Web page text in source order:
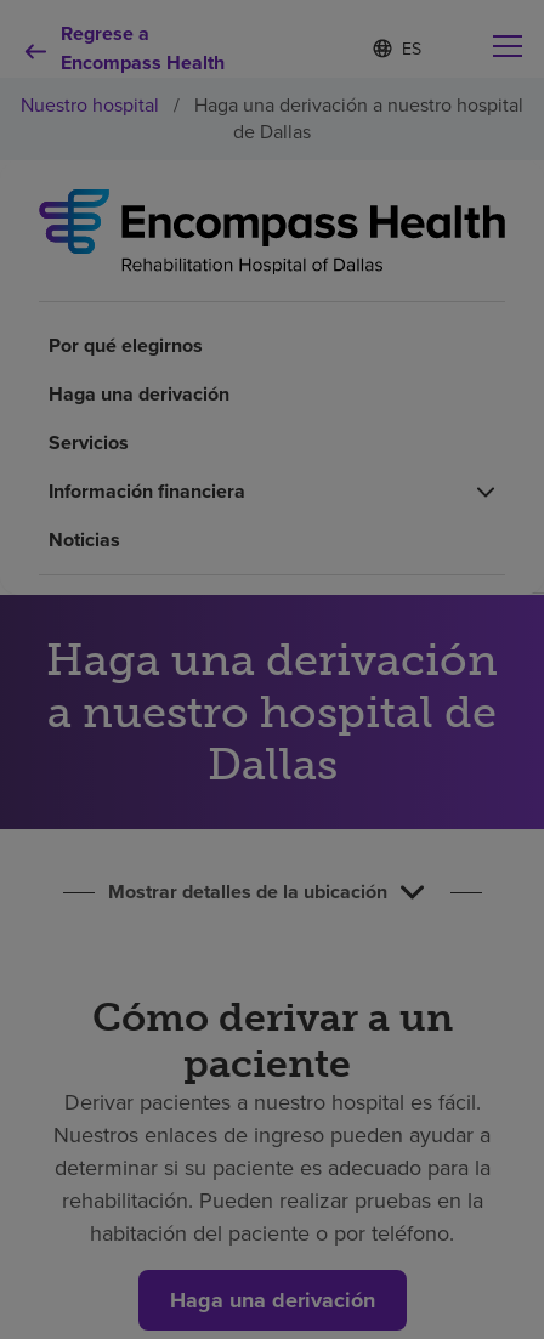
Regrese a
Encompass Health
Lista
de
contraída
d
o
e
c
Por qué debe elegirnos
Servicios de rehabilitación
Pacientes y cuidadores
Acerca de nosotros
Inversores
Nuestro hospital / Haga una derivación a nuestro hospital
de Dallas
Por qué elegirnos
Haga una derivación
Servicios
Información financiera
Noticias
Haga una derivación
a nuestro hospital de
Dallas
Mostrar detalles de la ubicación
Cómo derivar a un
paciente
Derivar pacientes a nuestro hospital es fácil.
Nuestros enlaces de ingreso pueden ayudar a
determinar si su paciente es adecuado para la
rehabilitación. Pueden realizar pruebas en la
habitación del paciente o por teléfono.
Haga una derivación